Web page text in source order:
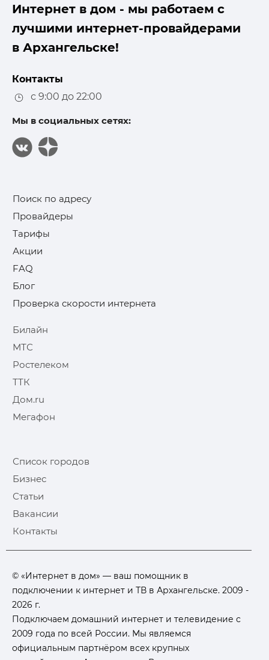
Интернет в дом - мы работаем с
лучшими интернет-провайдерами
в Архангельске!
Контакты
с 9:00 до 22:00
Мы в социальных сетях:
Поиск по адресу
Провайдеры
Тарифы
Акции
FAQ
Блог
Проверка скорости интернета
Билайн
МТС
Ростелеком
ТТК
Дом.ru
Мегафон
Список городов
Бизнес
Статьи
Вакансии
Контакты
© «Интернет в дом» — ваш помощник в
подключении к интернет и ТВ в Архангельске. 2009 -
2026 г.
Подключаем домашний интернет и телевидение с
2009 года по всей России. Мы являемся
официальным партнёром всех крупных